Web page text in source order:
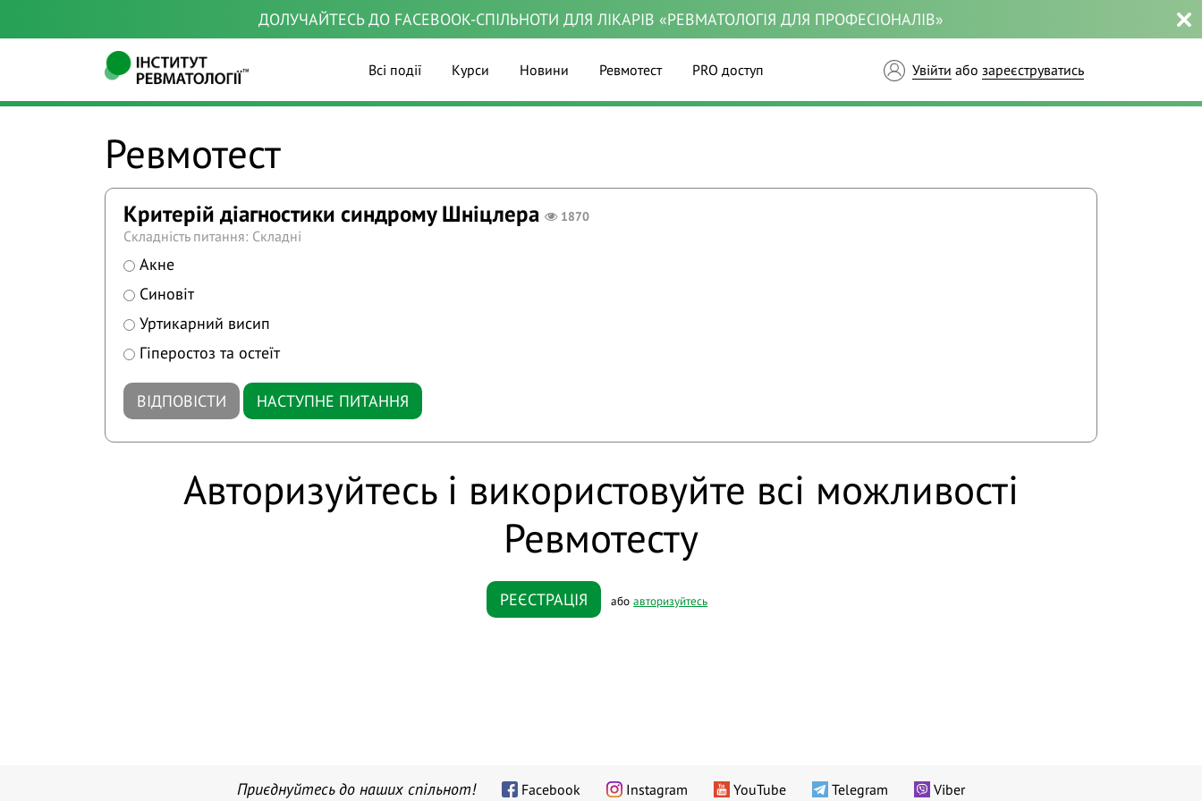
ДОЛУЧАЙТЕСЬ ДО FACEBOOK-СПІЛЬНОТИ ДЛЯ ЛІКАРІВ «РЕВМАТОЛОГІЯ ДЛЯ ПРОФЕСІОНАЛІВ»
Всі події Курси Новини Ревмотест PRO доступ Увійти або зареєструватись
Ревмотест
Критерій діагностики синдрому Шніцлера 1870
Складність питання: Складні
Акне
Синовіт
Уртикарний висип
Гіперостоз та остеїт
ВІДПОВІСТИ НАСТУПНЕ ПИТАННЯ
Авторизуйтесь і використовуйте всі можливості
Ревмотесту
РЕЄСТРАЦІЯ абоавторизуйтесь
Приєднуйтесь до наших спільнот! Facebook Instagram YouTube Telegram Viber